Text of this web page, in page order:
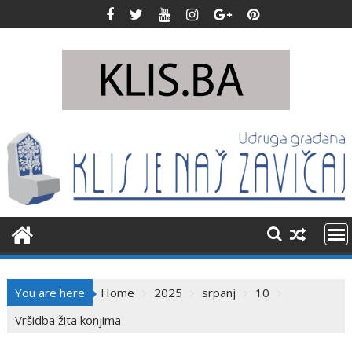
to
You are here Home 2025 srpanj
10
Vršidba žita konjima